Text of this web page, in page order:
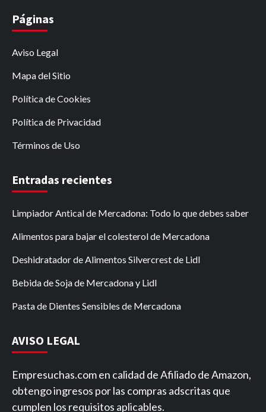
Páginas
Aviso Legal
Mapa del Sitio
Política de Cookies
Política de Privacidad
Términos de Uso
Entradas recientes
Limpiador Antical de Mercadona: Todo lo que debes saber
Alimentos para bajar el colesterol de Mercadona
Deshidratador de Alimentos Silvercrest de Lidl
Bebida de Soja de Mercadona y Lidl
Pasta de Dientes Sensibles de Mercadona
AVISO LEGAL
Empresuchas.com en calidad de Afiliado de Amazon,
obtengo ingresos por las compras adscritas que
cumplen los requisitos aplicables.